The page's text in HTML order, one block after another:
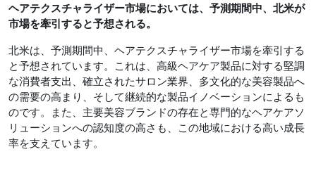
ヘアテクスチャライザー市場においては、予測期間中、北米が
市場を牽引すると予想される。
北米は、予測期間中、ヘアテクスチャライザー市場を牽引する
と予想されています。これは、高級ヘアケア製品に対する堅調
な消費者支出、確立されたサロン業界、多文化的な美容製品へ
の需要の高まり、そして継続的な製品イノベーションによるも
のです。また、主要美容ブランドの存在と専門的なヘアケアソ
リューションへの認知度の高さも、この地域における高い成長
率を支えています。